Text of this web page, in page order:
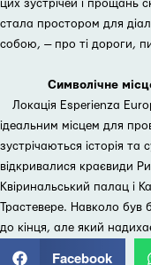
цих зустрічей і прощань
стала простором для
собою, — про ті дороги,
Символічне
Локація Esperienza
ідеальним місцем для
зустрічаються історія та
відкривалися краєвиди
Квіринальський палац і
Трастевере. Навколо
до кінця, але який
Facebook